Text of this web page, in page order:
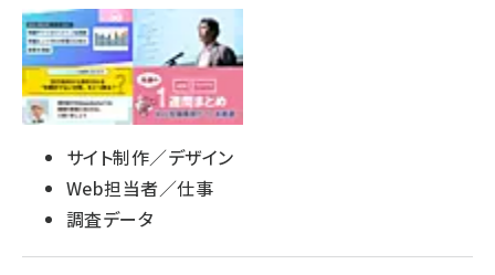
サイト制作／デザイン
Web担当者／仕事
調査データ